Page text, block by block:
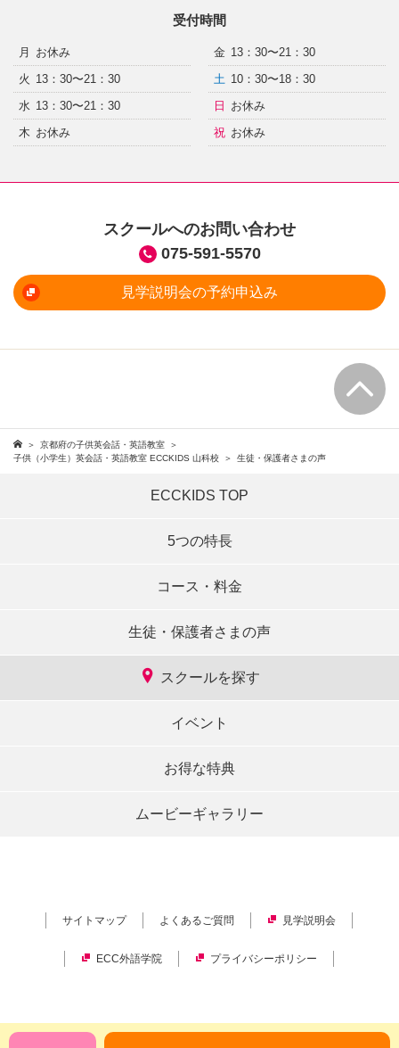
受付時間
月
お休み
火 13：30〜21：30
水 13：30〜21：30
木 お休み
金 13：30〜21：30
土 10：30〜18：30
日
お休み
祝 お休み
スクールへのお問い合わせ
075-591-5570
見学説明会の予約申込み
京都府の子供英会話・英語教室
子供（小学生）英会話・英語教室 ECCKIDS 山科校
生徒・保護者さまの声
ECCKIDS TOP
5つの特長
コース・料金
生徒・保護者さまの声
スクールを探す
イベント
お得な特典
ムービーギャラリー
サイトマップ よくあるご質問 見学説明会
ECC外語学院 プライバシーポリシー